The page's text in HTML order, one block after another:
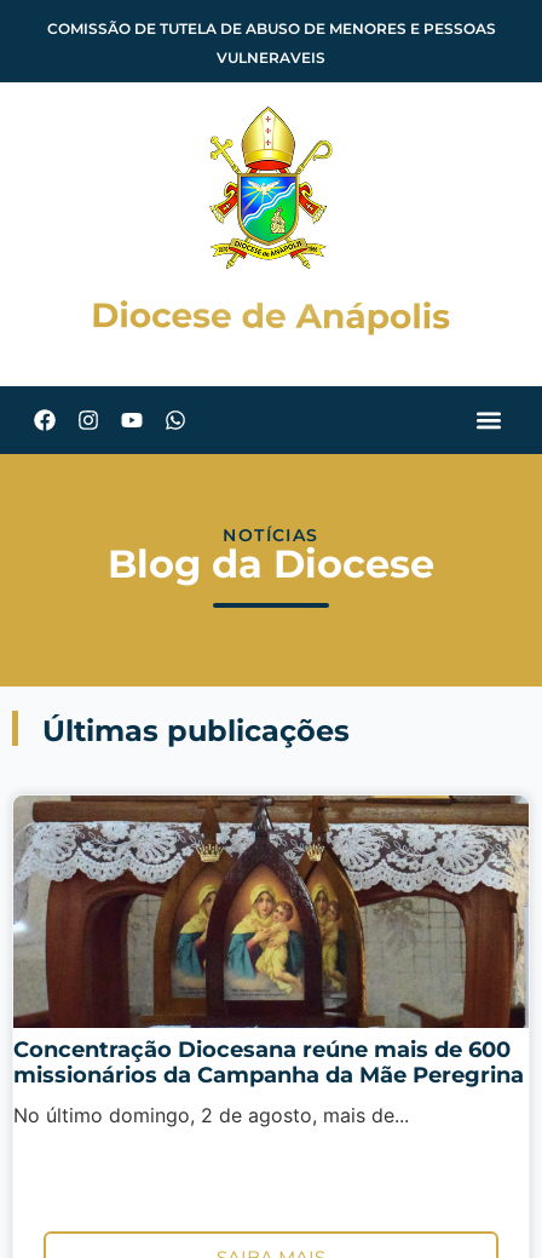
COMISSÃO DE TUTELA DE ABUSO DE MENORES E PESSOAS
VULNERAVEIS
NOTÍCIAS
Blog da Diocese
Últimas publicações
Concentração Diocesana reúne mais de 600
missionários da Campanha da Mãe Peregrina
No último domingo, 2 de agosto, mais de...